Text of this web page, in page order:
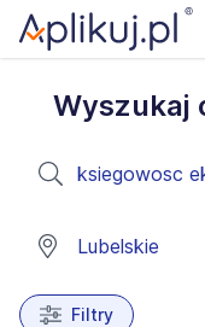
Wyszukaj
Filtry